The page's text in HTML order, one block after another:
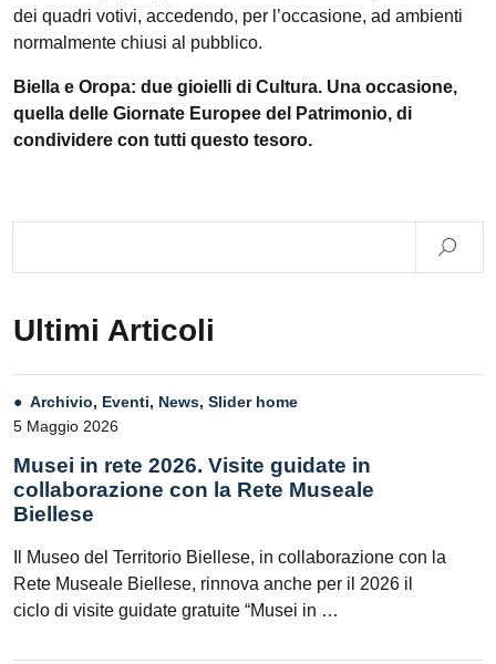
dei quadri votivi, accedendo, per l’occasione, ad ambienti
normalmente chiusi al pubblico.
Biella e Oropa: due gioielli di Cultura. Una occasione,
quella delle Giornate Europee del Patrimonio, di
condividere con tutti questo tesoro.
Ultimi Articoli
Archivio, Eventi, News, Slider home
5 Maggio 2026
Musei in rete 2026. Visite guidate in
collaborazione con la Rete Museale
Biellese
Il Museo del Territorio Biellese, in collaborazione con la
Rete Museale Biellese, rinnova anche per il 2026 il
ciclo di visite guidate gratuite “Musei in …